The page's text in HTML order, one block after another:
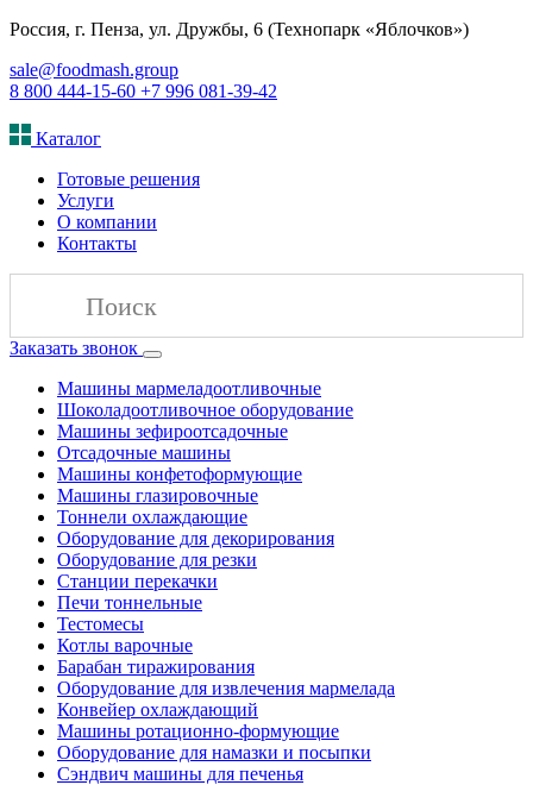
Россия, г. Пенза, ул. Дружбы, 6 (Технопарк «Яблочков»)
sale@foodmash.group
8 800 444-15-60 +7 996 081-39-42
Каталог
Готовые решения
Услуги
О компании
Контакты
Заказать звонок
Машины мармеладоотливочные
Шоколадоотливочное оборудование
Машины зефироотсадочные
Отсадочные машины
Машины конфетоформующие
Машины глазировочные
Тоннели охлаждающие
Оборудование для декорирования
Оборудование для резки
Станции перекачки
Печи тоннельные
Тестомесы
Котлы варочные
Барабан тиражирования
Оборудование для извлечения мармелада
Конвейер охлаждающий
Машины ротационно-формующие
Оборудование для намазки и посыпки
Сэндвич машины для печенья